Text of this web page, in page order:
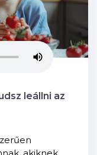
leállni az